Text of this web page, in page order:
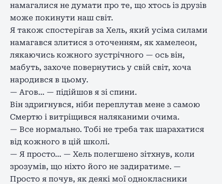
намагалися не думати про те, що хтось із друзів
може покинути наш світ.
Я також спостерігав за Хель, який усіма силами
намагався злитися з оточенням, як хамелеон,
лякаючись кожного зустрічного — ось він,
мабуть, захоче повернутись у свій світ, хоча
народився в цьому.
— Агов… — підійшов я зі спини.
Він здригнувся, ніби переплутав мене з самою
Смертю і витріщився наляканими очима.
— Все нормально. Тобі не треба так шарахатися
від кожного в цій школі.
— Я просто… — Хель полегшено зітхнув, коли
зрозумів, що ніхто його не задиратиме. —
Просто я почув, як деякі мої однокласники